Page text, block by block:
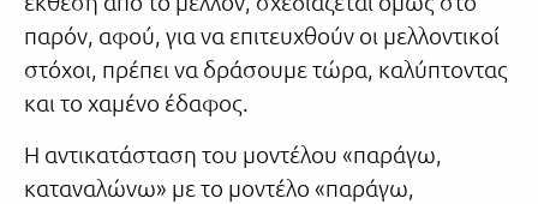
παρόν, αφού, για να επιτευχθούν οι μελλοντικοί
στόχοι, πρέπει να δράσουμε τώρα, καλύπτοντας
και το χαμένο έδαφος.
Η αντικατάσταση του μοντέλου «παράγω,
καταναλώνω» με το μοντέλο «παράγω,